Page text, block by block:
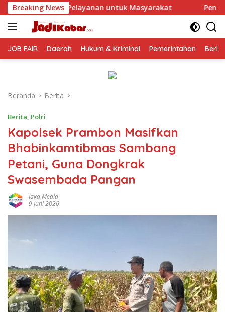
Langsung
ke
konten
Breaking News
Masyarakat Pengungkapan 17 Kasus, Polres
JOB FAIR Daerah Hukum & Kriminal Pemerintahan
Beranda Berita
Berita, Polri
Kapolsek Prambon Masifkan
Bhabinkamtibmas Sambang
Petani, Guna Dongkrak
Swasembada Pangan
Jaka Media
9 Juni 2026